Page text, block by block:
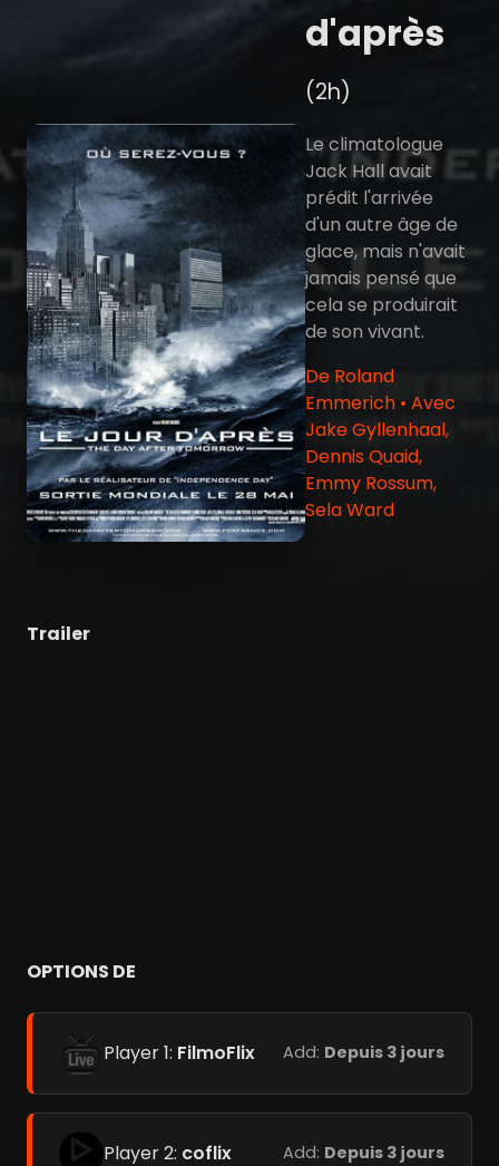
d'après
(2h)
Le climatologue
Jack Hall avait
prédit l'arrivée
d'un autre âge de
glace, mais n'avait
jamais pensé que
cela se produirait
de son vivant.
De Roland
Emmerich • Avec
Jake Gyllenhaal,
Dennis Quaid,
Emmy Rossum,
Sela Ward
Trailer
OPTIONS DE
Player 1: FilmoFlix Add: Depuis 3 jours
Player 2: coflix Add: Depuis 3 jours